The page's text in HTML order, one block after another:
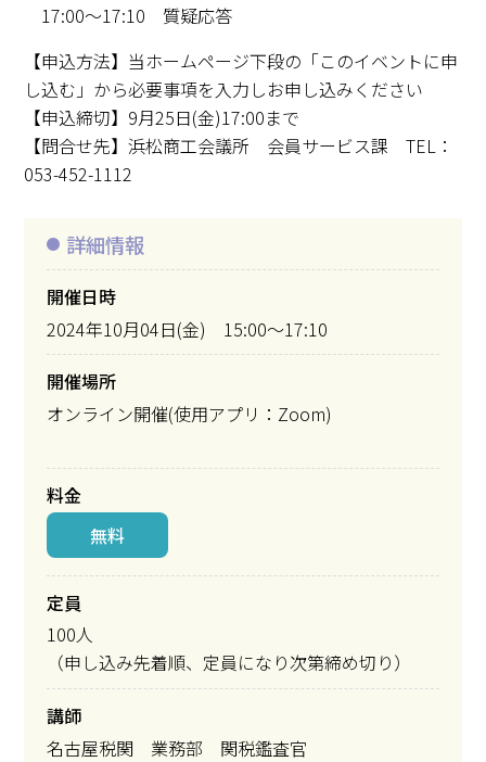
17:00～17:10 質疑応答
【申込方法】当ホームページ下段の「このイベントに申
し込む」から必要事項を入力しお申し込みください
【申込締切】9月25日(金)17:00まで
【問合せ先】浜松商工会議所 会員サービス課TEL：
053-452-1112
詳細情報
開催日時
2024年10月04日(金) 15:00～17:10
開催場所
オンライン開催(使用アプリ：Zoom)
料金
無料
定員
100人
（申し込み先着順、定員になり次第締め切り）
講師
名古屋税関 業務部 関税鑑査官